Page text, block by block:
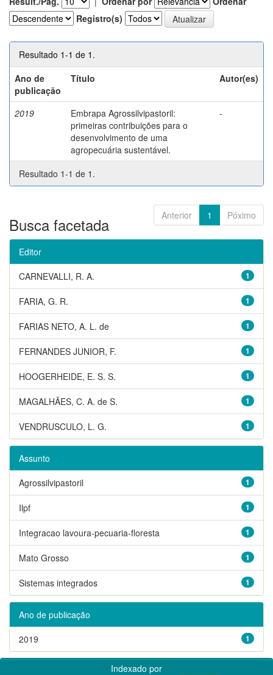
Registro(s)
Resultado 1-1 de 1.
Ano de
publicação
Título Autor(es)
2019
Embrapa Agrossilvipastoril:
primeiras contribuições para o
desenvolvimento de uma
agropecuária sustentável.
-
Resultado 1-1 de 1.
Anterior 1 Póximo
Busca facetada
Editor
1
CARNEVALLI, R. A.
1
FARIA, G. R.
1
FARIAS NETO, A. L. de
1
FERNANDES JUNIOR, F.
1
HOOGERHEIDE, E. S. S.
1
MAGALHÃES, C. A. de S.
1
VENDRUSCULO, L. G.
Assunto
1
Agrossilvipastoril
1
Ilpf
1
Integracao lavoura-pecuaria-floresta
1
Mato Grosso
1
Sistemas integrados
Ano de publicação
1
2019
Indexado por